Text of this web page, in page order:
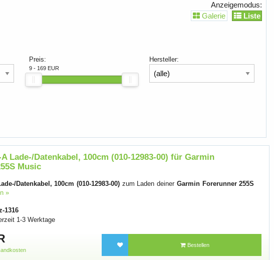
Anzeigemodus:
Galerie
Liste
Preis:
9 - 169 EUR
Hersteller:
Lade-/Datenkabel, 100cm (010-12983-00) für Garmin
Music
Datenkabel, 100cm (010-12983-00) zum Laden deiner Garmin Forerunner 255S
»
1316
1-3 Werktage
Bestellen